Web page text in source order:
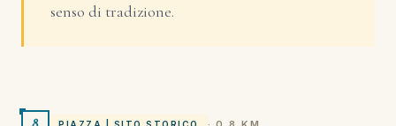
senso di tradizione.
PIAZZA | SITO STORICO